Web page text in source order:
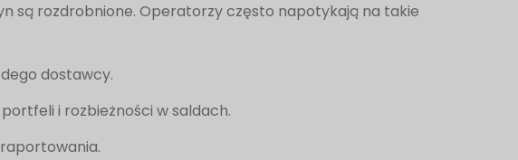
są rozdrobnione. Operatorzy często napotykają na takie
dostawcy.
i rozbieżności w saldach.